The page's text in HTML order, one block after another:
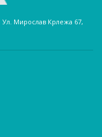
Мирослав Крлежа 67,